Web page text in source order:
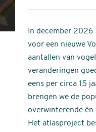
stars
of
stars
In december
voor een nieuwe
aantallen van
veranderingen
eens per circa 15
brengen we de
overwinterende
Het atlasproject